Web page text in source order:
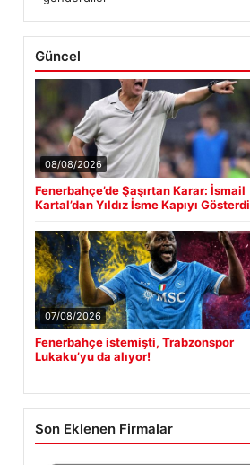
Güncel
08/08/2026
Fenerbahçe’de Şaşırtan Karar: İsmail
Kartal’dan Yıldız İsme Kapıyı Gösterdi
07/08/2026
Fenerbahçe istemişti, Trabzonspor
Lukaku’yu da alıyor!
Son Eklenen Firmalar